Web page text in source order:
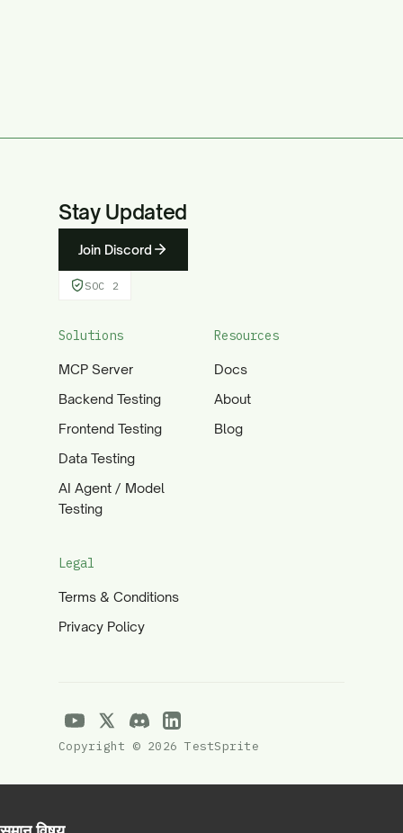
Stay Updated
Join Discord
SOC 2
Solutions
MCP Server
Backend Testing
Frontend Testing
Data Testing
AI Agent / Model
Testing
Resources
Docs
About
Blog
Legal
Terms & Conditions
Privacy Policy
Copyright © 2026 TestSprite